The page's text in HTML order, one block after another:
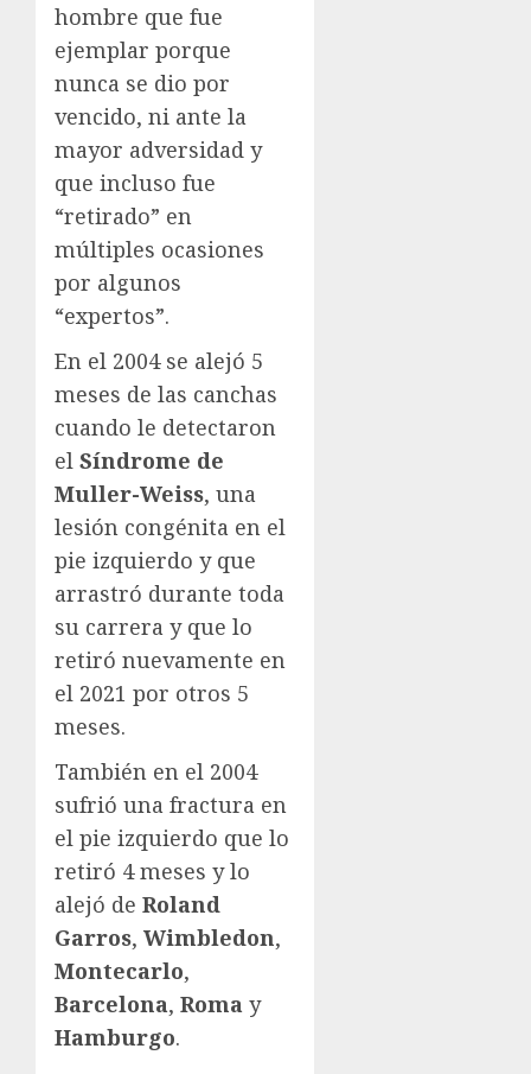
hombre que fue
ejemplar porque
nunca se dio por
vencido, ni ante la
mayor adversidad y
que incluso fue
“retirado” en
múltiples ocasiones
por algunos
“expertos”.
En el 2004 se alejó 5
meses de las canchas
cuando le detectaron
el Síndrome de
Muller-Weiss, una
lesión congénita en el
pie izquierdo y que
arrastró durante toda
su carrera y que lo
retiró nuevamente en
el 2021 por otros 5
meses.
También en el 2004
sufrió una fractura en
el pie izquierdo que lo
retiró 4 meses y lo
alejó de Roland
Garros, Wimbledon,
Montecarlo,
Barcelona, Roma y
Hamburgo.